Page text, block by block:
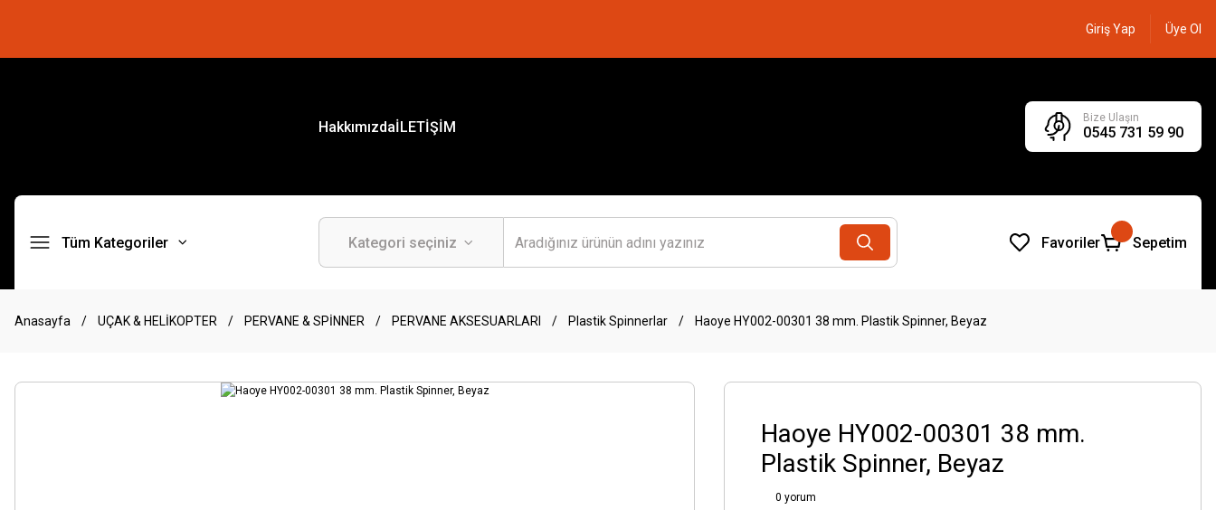
Giriş Yap Üye Ol
HakkımızdaİLETİŞİM
Bize Ulaşın
0545 731 59 90
Tüm Kategoriler Favoriler Sepetim
Anasayfa UÇAK & HELİKOPTER PERVANE & SPİNNER PERVANE AKSESUARLARI Plastik Spinnerlar Haoye HY002-00301 38 mm. Plastik Spinner, Beyaz
Haoye HY002-00301 38 mm.
Plastik Spinner, Beyaz
0 yorum